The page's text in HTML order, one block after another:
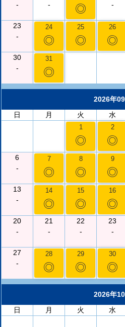
-
-
◎
-
23
-
24
◎
25
◎
26
◎
30
-
31
◎
2026年09
日
月 火 水
1
◎
2
◎
6
-
7
◎
8
◎
9
◎
13
-
14
◎
15
◎
16
◎
20
-
21
-
22
-
23
-
27
-
28
◎
29
◎
30
◎
2026年10
日
月 火 水